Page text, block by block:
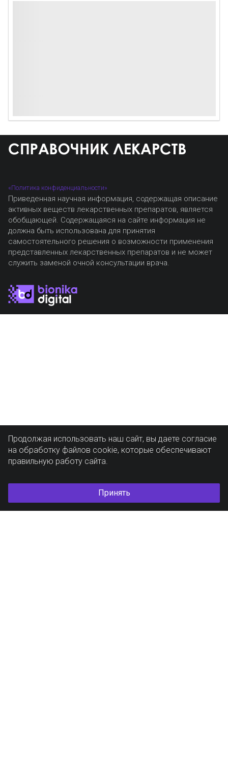
«Политика конфиденциальности»
Приведенная научная информация, содержащая описание
активных веществ лекарственных препаратов, является
обобщающей. Содержащаяся на сайте информация не
должна быть использована для принятия
самостоятельного решения о возможности применения
представленных лекарственных препаратов и не может
служить заменой очной консультации врача.
Продолжая использовать наш сайт, вы даете согласие
на обработку файлов cookie, которые обеспечивают
правильную работу сайта.
Принять